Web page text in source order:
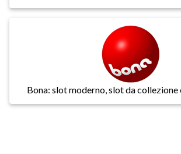
Bona: slot moderno, slot da collezione